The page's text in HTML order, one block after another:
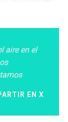
aire en el
EN X